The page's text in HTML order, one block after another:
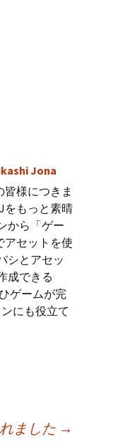
Jona
様につきま
をもっと素晴
から「ゲー
アセットを使
シとアセッ
成できる
ゲームが完
にも役立て
ました →